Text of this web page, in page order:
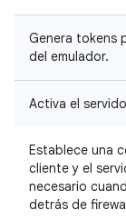
Genera tokens
del emulador.
Activa el
Establece una
cliente y el
necesario
detrás de